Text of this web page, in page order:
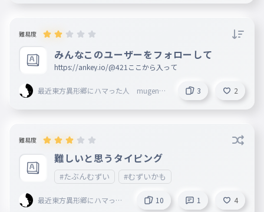
難易度
みんなこのユーザーをフォローして
https://ankey.io/@421ここから入って
最近東方異形郷にハマった人 mugenn
3 2
難易度
難しいと思うタイピング
#たぶんむずい #むずいかも
最近東方異形郷にハマった
10 1 4